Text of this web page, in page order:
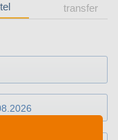
transfer